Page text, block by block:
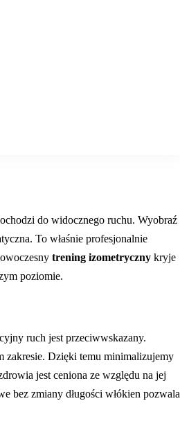
do widocznego ruchu. Wyobraź
To właśnie profesjonalnie
trening izometryczny kryje
poziomie.
ruch jest przeciwwskazany.
zakresie. Dzięki temu minimalizujemy
jest ceniona ze względu na jej
bez zmiany długości włókien pozwala